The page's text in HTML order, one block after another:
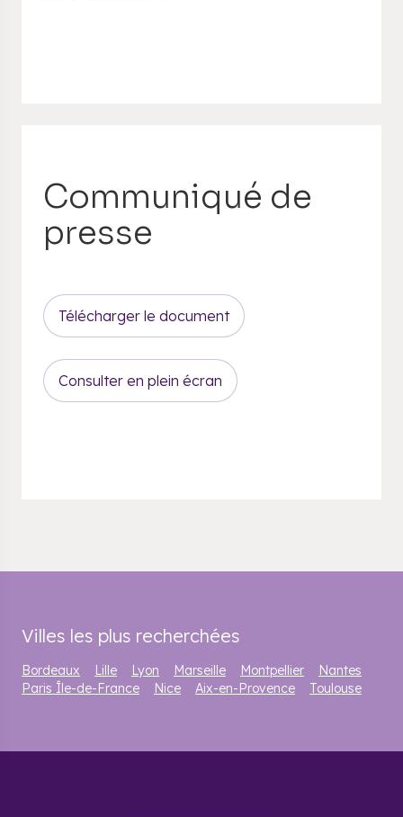
Communiqué de
presse
Télécharger le document
Consulter en plein écran
Villes les plus recherchées
Bordeaux Lille Lyon Marseille Montpellier
Nantes
Paris Île-de-France
Nice Aix-en-Provence Toulouse